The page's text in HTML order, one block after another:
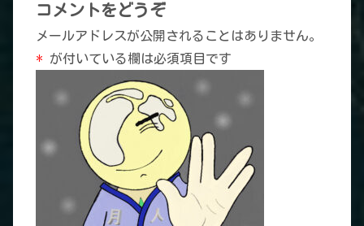
コメントをどうぞ
メールアドレスが公開されることはありません。
* が付いている欄は必須項目です